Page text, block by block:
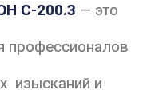
С-200.3 — это
профессионалов
изысканий и